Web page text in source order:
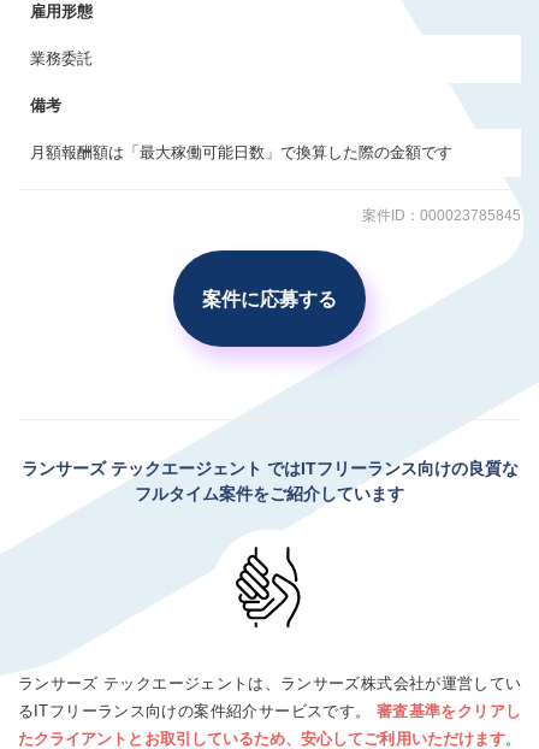
雇用形態
業務委託
備考
月額報酬額は「最大稼働可能日数」で換算した際の金額です
案件ID：000023785845
案件に応募する
ランサーズ テックエージェント ではITフリーランス向けの良質な
フルタイム案件をご紹介しています
ランサーズ テックエージェントは、ランサーズ株式会社が運営してい
るITフリーランス向けの案件紹介サービスです。 審査基準をクリアし
たクライアントとお取引しているため、安心してご利用いただけます。